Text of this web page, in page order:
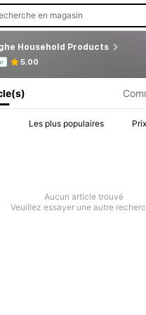
en magasin
Household Products
5.00
: Divulgation des prix, détails sur
Les plus populaires Prix
Aucun article trouvé
Veuillez essayer une autre